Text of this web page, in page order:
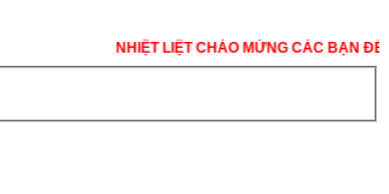
NHIỆT LIỆT CHÀO MỪNG CÁC BẠN ĐẾN